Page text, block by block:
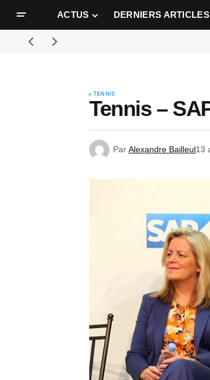
ACTUS DERNIERS ARTICLES
TENNIS
Tennis –
Par Alexandre Bailleul13